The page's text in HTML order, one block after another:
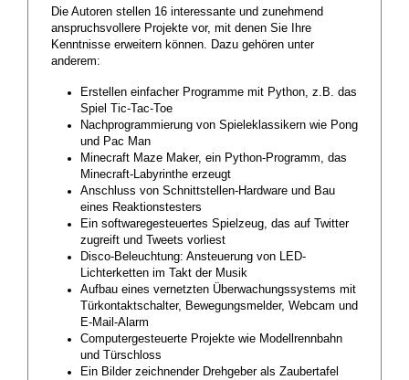
Die Autoren stellen 16 interessante und zunehmend
anspruchsvollere Projekte vor, mit denen Sie Ihre
Kenntnisse erweitern können. Dazu gehören unter
anderem:
Erstellen einfacher Programme mit Python, z.B. das
Spiel Tic-Tac-Toe
Nachprogrammierung von Spieleklassikern wie Pong
und Pac Man
Minecraft Maze Maker, ein Python-Programm, das
Minecraft-Labyrinthe erzeugt
Anschluss von Schnittstellen-Hardware und Bau
eines Reaktionstesters
Ein softwaregesteuertes Spielzeug, das auf Twitter
zugreift und Tweets vorliest
Disco-Beleuchtung: Ansteuerung von LED-
Lichterketten im Takt der Musik
Aufbau eines vernetzten Überwachungssystems mit
Türkontaktschalter, Bewegungsmelder, Webcam und
E-Mail-Alarm
Computergesteuerte Projekte wie Modellrennbahn
und Türschloss
Ein Bilder zeichnender Drehgeber als Zaubertafel